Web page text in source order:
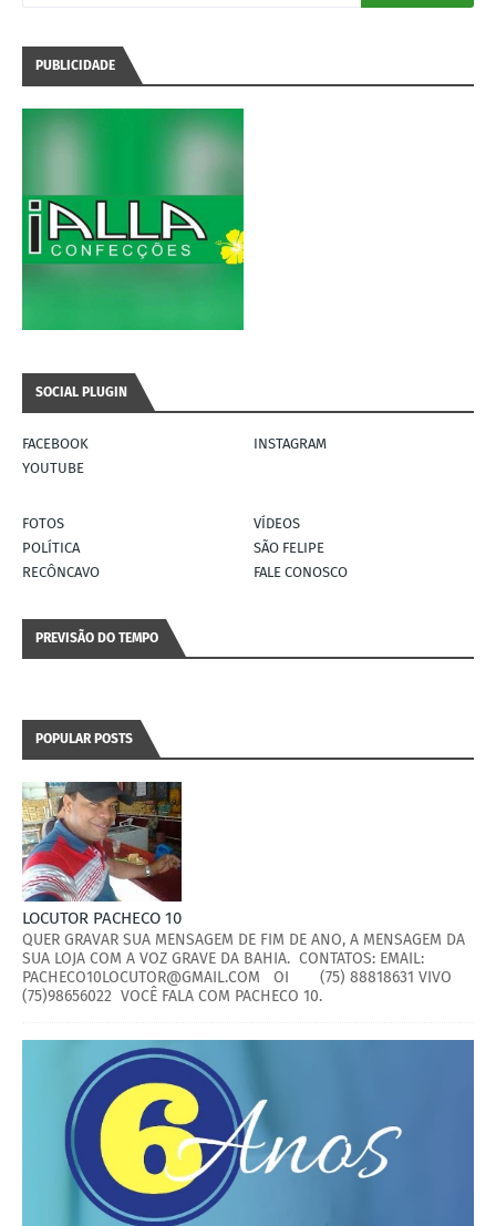
PUBLICIDADE
SOCIAL PLUGIN
FACEBOOK
INSTAGRAM
YOUTUBE
FOTOS
VÍDEOS
POLÍTICA
SÃO FELIPE
RECÔNCAVO
FALE CONOSCO
PREVISÃO DO TEMPO
POPULAR POSTS
LOCUTOR PACHECO 10
QUER GRAVAR SUA MENSAGEM DE FIM DE ANO, A MENSAGEM DA
SUA LOJA COM A VOZ GRAVE DA BAHIA. CONTATOS: EMAIL:
PACHECO10LOCUTOR@GMAIL.COM OI (75) 88818631 VIVO
(75)98656022 VOCÊ FALA COM PACHECO 10.